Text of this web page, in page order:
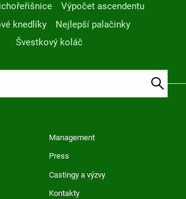
Výpočet ascendentu
knedlíky
Nejlepší palačinky
Švestkový koláč
Management
Press
Castingy a výzvy
Kontakty